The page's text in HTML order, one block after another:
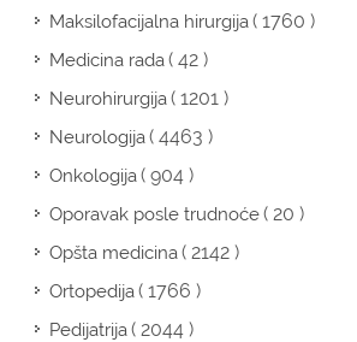
Maksilofacijalna hirurgija( 1760 )
Medicina rada( 42 )
Neurohirurgija( 1201 )
Neurologija( 4463 )
Onkologija( 904 )
Oporavak posle trudnoće( 20 )
Opšta medicina( 2142 )
Ortopedija( 1766 )
Pedijatrija( 2044 )